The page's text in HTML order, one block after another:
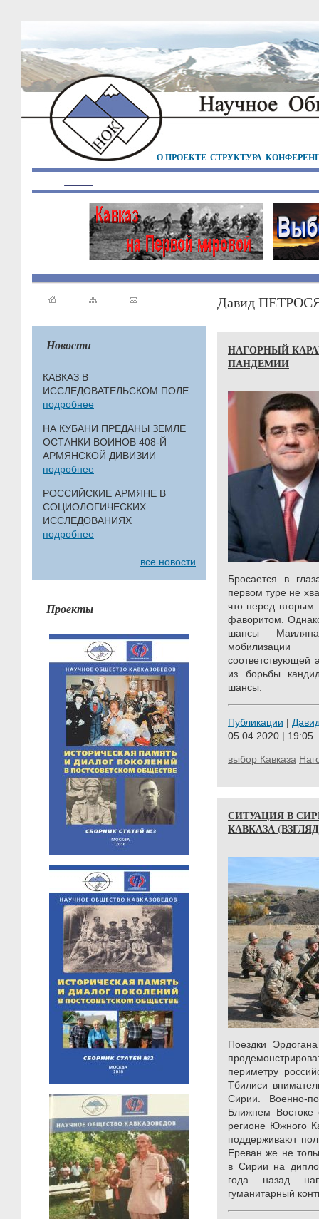
О ПРОЕКТЕ СТРУКТУРА
Новости
КАВКАЗ В
ИССЛЕДОВАТЕЛЬСКОМ ПОЛЕ
подробнее
НА КУБАНИ ПРЕДАНЫ ЗЕМЛЕ
ОСТАНКИ ВОИНОВ 408-Й
АРМЯНСКОЙ ДИВИЗИИ
подробнее
РОССИЙСКИЕ АРМЯНЕ В
СОЦИОЛОГИЧЕСКИХ
ИССЛЕДОВАНИЯХ
подробнее
все новости
Проекты
Давид
НАГОРНЫЙ
ПАНДЕМИИ
Бросается в
первом туре не
что перед вторым
фаворитом.
шансы
соответствующей
из борьбы
шансы.
Публикации |
05.04.2020 | 19:05
выбор Кавказа
СИТУАЦИЯ В
КАВКАЗА
Поездки
периметру
Тбилиси
Сирии. Военно-
Ближнем Востоке
регионе Южного
поддерживают
Ереван же не
в Сирии на
года назад
гуманитарный